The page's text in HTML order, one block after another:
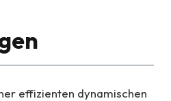
effizienten dynamischen